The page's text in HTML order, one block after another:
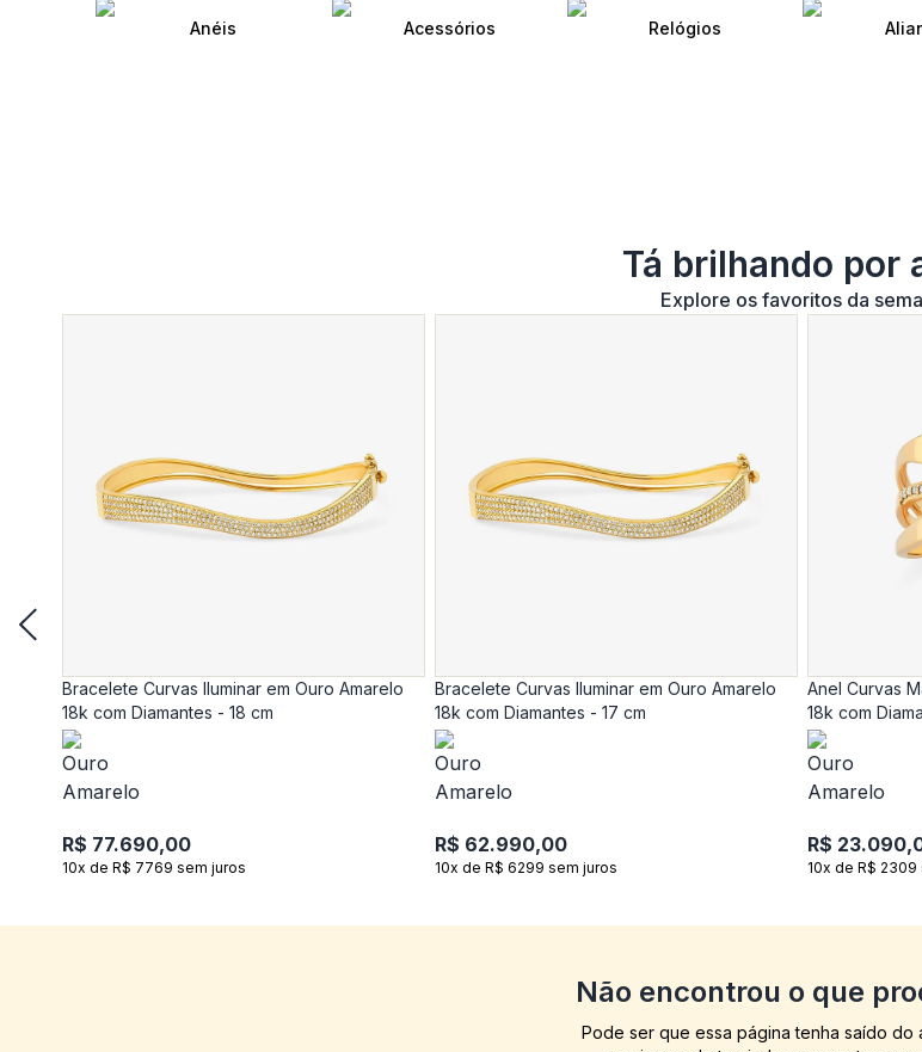
Anéis Acessórios Relógios
Tá brilhando por
Explore os favoritos da
Bracelete Curvas Iluminar em Ouro Amarelo
18k com Diamantes - 18 cm
R$ 77.690,00
10x de R$ 7769 sem juros
Bracelete Curvas Iluminar em Ouro Amarelo
18k com Diamantes - 17 cm
R$ 62.990,00
10x de R$ 6299 sem juros
Anel Curvas
18k com
R$
10x de R$ 2309
Não encontrou o que
Pode ser que essa página tenha saído do